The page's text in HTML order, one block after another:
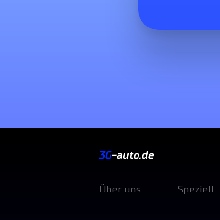
3G-auto.de
Über uns Speziell